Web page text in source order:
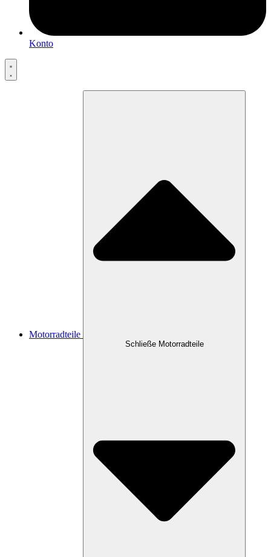
Konto
Motorradteile
Schließe Motorradteile